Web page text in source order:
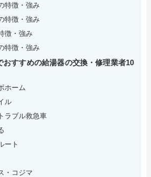
特徴・強み
特徴・強み
徴・強み
特徴・強み
おすすめの給湯器の交換・修理業者10
ホーム
ル
ラブル救急車
ート
・コジマ